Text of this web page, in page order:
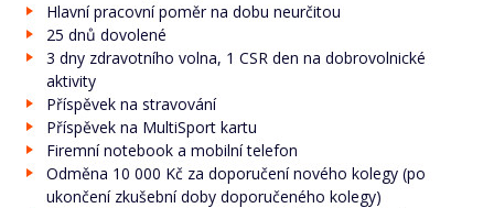
Hlavní pracovní poměr na dobu neurčitou
25 dnů dovolené
3 dny zdravotního volna, 1 CSR den na dobrovolnické
aktivity
Příspěvek na stravování
Příspěvek na MultiSport kartu
Firemní notebook a mobilní telefon
Odměna 10 000 Kč za doporučení nového kolegy (po
ukončení zkušební doby doporučeného kolegy)